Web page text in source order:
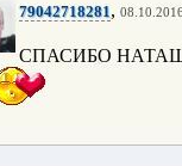
79042718281,
СПАСИБО